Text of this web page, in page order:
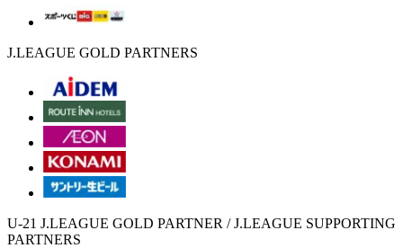
J.LEAGUE GOLD PARTNERS
U-21 J.LEAGUE GOLD PARTNER / J.LEAGUE SUPPORTING
PARTNERS